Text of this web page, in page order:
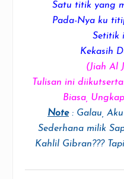
Satu titik yang
Pada-Nya ku
Setitik
Kekasih
(Jiah Al
Tulisan ini
Biasa,
Note: Galau,
Sederhana milik
Kahlil Gibran???